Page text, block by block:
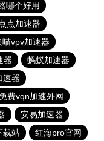
哪个好用
点加速器
喵vpv加速器
器
蚂蚁加速器
速器
费vqn加速外网
安易加速器
载站 红海pro官网